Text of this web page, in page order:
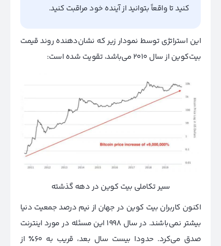
کنید تا واقعاً بتوانید از آینده خود مراقبت کنید.
این استراتژی توسط نمودار زیر که نشان‌دهنده روند قیمت
بیت‌کوین از سال 2010 می‌باشد، تقویت شده است:
سیر تکاملی بیت کوین در دهه گذشته
اکنون کاربران بیت کوین در جهان از نیم درصد جمعیت دنیا
بیشتر نمی‌باشند. در سال 1998 این مسئله در مورد اینترنت
صدق می‌کرد. حدودا بیست سال بعد، قریب به 60٪ از